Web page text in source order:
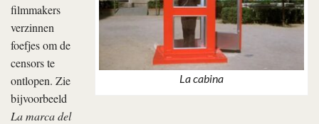
La cabina
filmmakers
verzinnen
foefjes om de
censors te
ontlopen. Zie
bijvoorbeeld
La marca del